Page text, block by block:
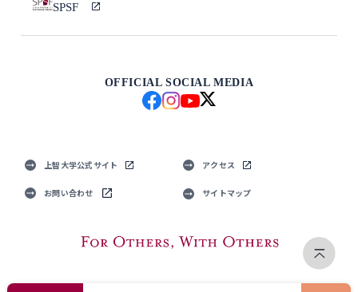
SPSF
OFFICIAL SOCIAL MEDIA
上智大学公式サイト アクセス
お問い合わせ サイトマップ